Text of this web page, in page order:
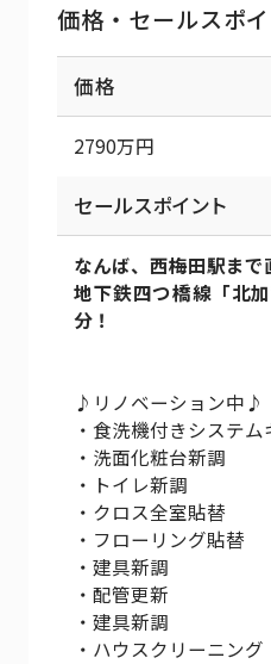
価格・セールスポ
価格
2790万円
セールスポイント
なんば、西梅田駅まで
地下鉄四つ橋線「北
分！
♪リノベーション中♪
・食洗機付きシステム
・洗面化粧台新調
・トイレ新調
・クロス全室貼替
・フローリング貼替
・建具新調
・配管更新
・建具新調
・ハウスクリーニング